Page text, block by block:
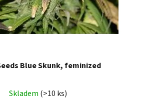
Blue Skunk, feminized
Skladem (>10 ks)